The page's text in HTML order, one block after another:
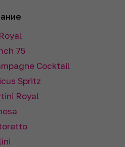
75
Cocktail
Spritz
Royal